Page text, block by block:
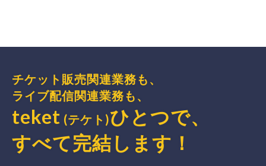
チケット販売関連業務も、
ライブ配信関連業務も、
teket (テケト)ひとつで、
すべて完結 します ！